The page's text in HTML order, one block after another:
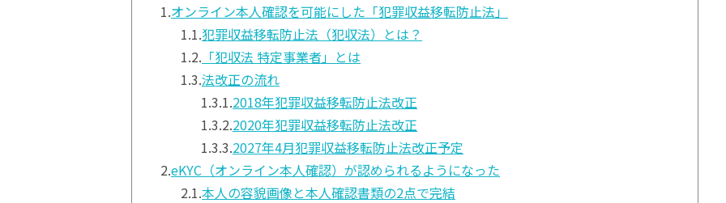
1.オンライン本人確認を可能にした「犯罪収益移転防止法」
1.1.犯罪収益移転防止法（犯収法）とは？
1.2. 「犯収法 特定事業者」とは
1.3.法改正の流れ
1.3.1.2018年犯罪収益移転防止法改正
1.3.2.2020年犯罪収益移転防止法改正
1.3.3.2027年4月犯罪収益移転防止法改正予定
2.eKYC（オンライン本人確認）が認められるようになった
2.1.本人の容貌画像と本人確認書類の2点で完結